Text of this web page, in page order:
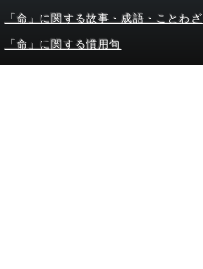
「命」に関する故事・成語・ことわざ
「命」に関する慣用句